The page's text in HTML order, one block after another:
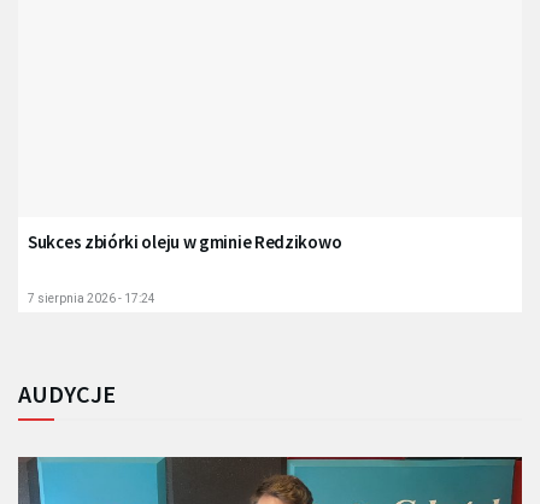
Sukces zbiórki oleju w gminie Redzikowo
7 sierpnia 2026 - 17:24
AUDYCJE